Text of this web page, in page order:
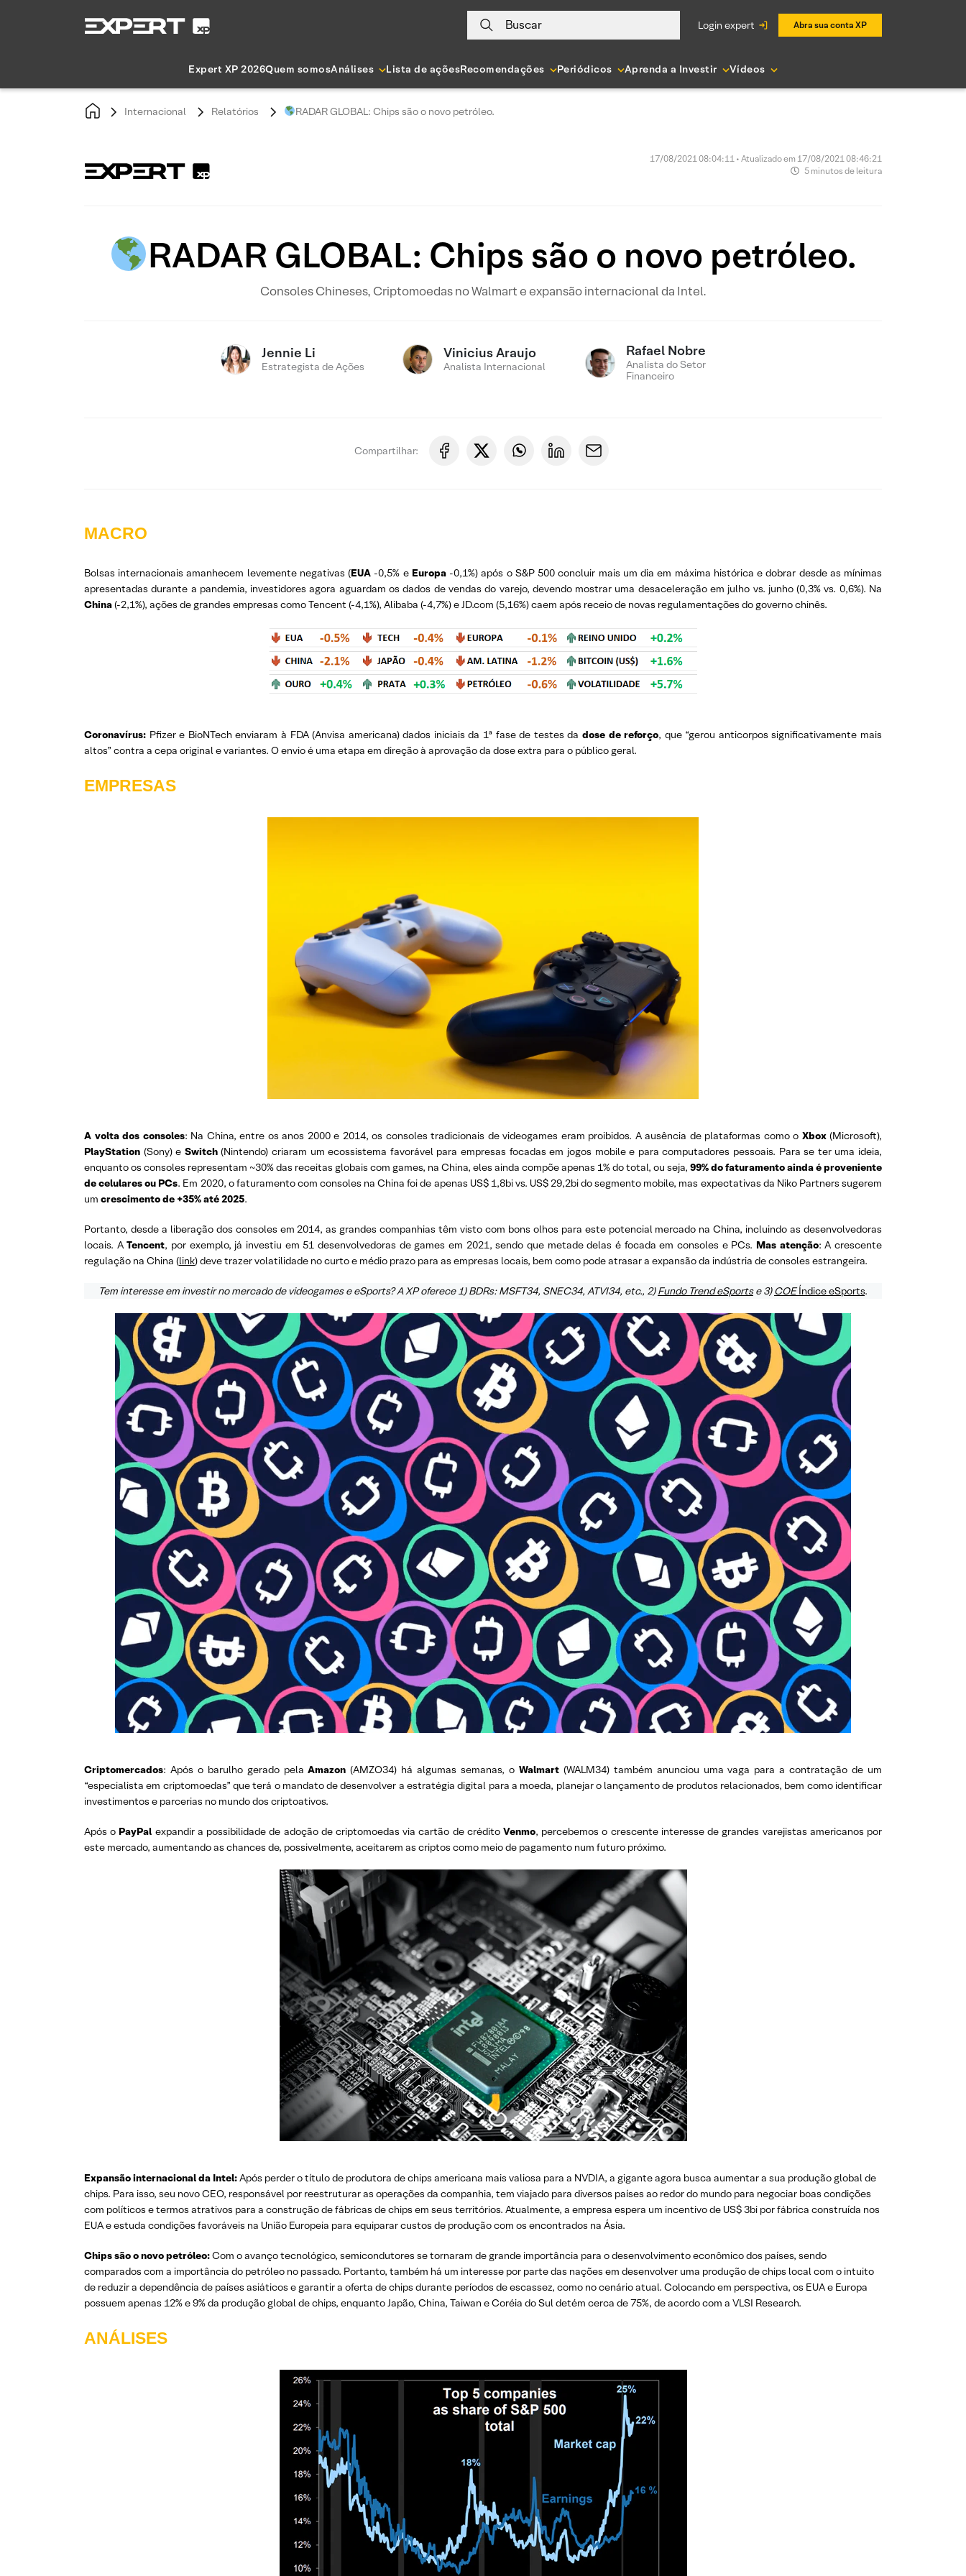
Buscar login expert Abra sua conta XP
Expert XP 2026Quem somosAnálises Lista de açõesRecomendações Periódicos Aprenda a Investir Vídeos
Internacional Relatórios RADAR GLOBAL: Chips são o novo petróleo.
17/08/2021 08:04:11 • Atualizado em 17/08/2021 08:46:21
5 minutos de leitura
RADAR GLOBAL: Chips são o novo petróleo.
Consoles Chineses, Criptomoedas no Walmart e expansão internacional da Intel.
Jennie Li
Estrategista de Ações
Vinicius Araujo
Analista Internacional
Rafael Nobre
Analista do Setor
Financeiro
Compartilhar:
MACRO
Bolsas internacionais amanhecem levemente negativas (EUA -0,5% e Europa -0,1%) após o S&P 500 concluir mais um dia em máxima histórica e dobrar desde as mínimas
apresentadas durante a pandemia, investidores agora aguardam os dados de vendas do varejo, devendo mostrar uma desaceleração em julho vs. junho (0,3% vs. 0,6%). Na
China(-2,1%), ações de grandes empresas como Tencent (-4,1%), Alibaba (-4,7%) e JD.com (5,16%) caem após receio de novas regulamentações do governo chinês.
Coronavírus: Pfizer e BioNTech enviaram à FDA (Anvisa americana) dados iniciais da 1ª fase de testes da dose de reforço, que “gerou anticorpos significativamente mais
altos” contra a cepa original e variantes. O envio é uma etapa em direção à aprovação da dose extra para o público geral.
EMPRESAS
A volta dos consoles: Na China, entre os anos 2000 e 2014, os consoles tradicionais de videogames eram proibidos. A ausência de plataformas como o Xbox (Microsoft),
PlayStation (Sony) e Switch(Nintendo) criaram um ecossistema favorável para empresas focadas em jogos mobile e para computadores pessoais. Para se ter uma ideia,
enquanto os consoles representam ~30% das receitas globais com games, na China, eles ainda compõe apenas 1% do total, ou seja, 99% do faturamento ainda é proveniente
de celulares ou PCs. Em 2020, o faturamento com consoles na China foi de apenas US$ 1,8bi vs. US$ 29,2bi do segmento mobile, mas expectativas da Niko Partners sugerem
um crescimento de +35% até 2025.
Portanto, desde a liberação dos consoles em 2014, as grandes companhias têm visto com bons olhos para este potencial mercado na China, incluindo as desenvolvedoras
locais. ATencent, por exemplo, já investiu em 51 desenvolvedoras de games em 2021, sendo que metade delas é focada em consoles e PCs. Mas atenção: A crescente
regulação na China (link) deve trazer volatilidade no curto e médio prazo para as empresas locais, bem como pode atrasar a expansão da indústria de consoles estrangeira.
Tem interesse em investir no mercado de videogames e eSports? A XP oferece 1) BDRs: MSFT34, SNEC34, ATVI34, etc., 2)Fundo Trend eSportse 3)COEÍndice eSports.
Criptomercados: Após o barulho gerado pelaAmazon(AMZO34) há algumas semanas, o Walmart (WALM34) também anunciou uma vaga para a contratação de um
“especialista em criptomoedas” que terá o mandato de desenvolver a estratégia digital para a moeda, planejar o lançamento de produtos relacionados, bem como identificar
investimentos e parcerias no mundo dos criptoativos.
Após o PayPal expandir a possibilidade de adoção de criptomoedas via cartão de créditoVenmo, percebemos o crescente interesse de grandes varejistas americanos por
este mercado, aumentando as chances de, possivelmente, aceitarem as criptos como meio de pagamento num futuro próximo.
Expansão internacional da Intel:Após perder o título de produtora de chips americana mais valiosa para a NVDIA, a gigante agora busca aumentar a sua produção global de
chips. Para isso, seu novo CEO, responsável por reestruturar as operações da companhia, tem viajado para diversos países ao redor do mundo para negociar boas condições
com políticos e termos atrativos para a construção de fábricas de chips em seus territórios. Atualmente, a empresa espera um incentivo de US$ 3bi por fábrica construída nos
EUA e estuda condições favoráveis na União Europeia para equiparar custos de produção com os encontrados na Ásia.
Chips são o novo petróleo:Com o avanço tecnológico, semicondutores se tornaram de grande importância para o desenvolvimento econômico dos países, sendo
comparados com a importância do petróleo no passado. Portanto, também há um interesse por parte das nações em desenvolver uma produção de chips local com o intuito
de reduzir a dependência de países asiáticos e garantir a oferta de chips durante períodos de escassez, como no cenário atual. Colocando em perspectiva, os EUA e Europa
possuem apenas 12% e 9% da produção global de chips, enquanto Japão, China, Taiwan e Coréia do Sul detém cerca de 75%, de acordo com a VLSI Research.
ANÁLISES